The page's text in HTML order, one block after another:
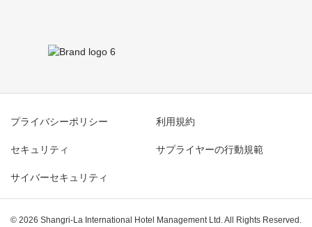
プライバシーポリシー 利用規約
セキュリティ サプライヤーの行動規範
サイバーセキュリティ
© 2026 Shangri-La International Hotel Management Ltd. All Rights Reserved.